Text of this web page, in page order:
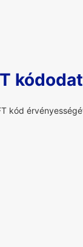
kódodat
kód